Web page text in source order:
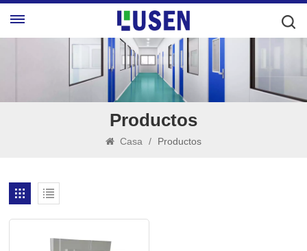
Productos
Casa / Productos